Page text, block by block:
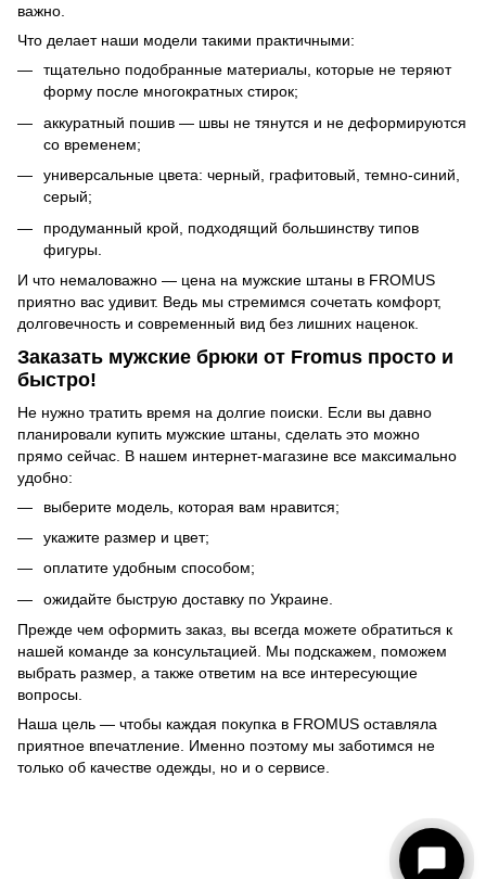
важно.
Что делает наши модели такими практичными:
тщательно подобранные материалы, которые не теряют
форму после многократных стирок;
аккуратный пошив — швы не тянутся и не деформируются
со временем;
универсальные цвета: черный, графитовый, темно-синий,
серый;
продуманный крой, подходящий большинству типов
фигуры.
И что немаловажно — цена на мужские штаны в FROMUS
приятно вас удивит. Ведь мы стремимся сочетать комфорт,
долговечность и современный вид без лишних наценок.
Заказать мужские брюки от Fromus просто и
быстро!
Не нужно тратить время на долгие поиски. Если вы давно
планировали купить мужские штаны, сделать это можно
прямо сейчас. В нашем интернет-магазине все максимально
удобно:
выберите модель, которая вам нравится;
укажите размер и цвет;
оплатите удобным способом;
ожидайте быструю доставку по Украине.
Прежде чем оформить заказ, вы всегда можете обратиться к
нашей команде за консультацией. Мы подскажем, поможем
выбрать размер, а также ответим на все интересующие
вопросы.
Наша цель — чтобы каждая покупка в FROMUS оставляла
приятное впечатление. Именно поэтому мы заботимся не
только об качестве одежды, но и о сервисе.